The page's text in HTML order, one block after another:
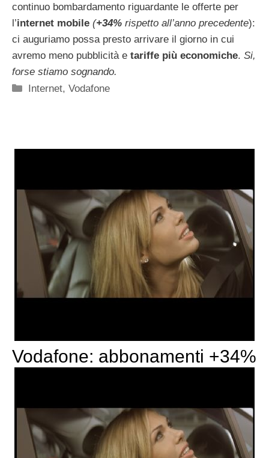
continuo bombardamento riguardante le offerte per
l’internet mobile (+34% rispetto all’anno precedente):
ci auguriamo possa presto arrivare il giorno in cui
avremo meno pubblicità e tariffe più economiche. Si,
forse stiamo sognando.
Categorie
Internet,Vodafone
Vodafone: abbonamenti +34%